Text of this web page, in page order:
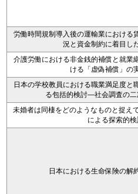
労働時間規制導入後の運輸業における
況と資金制約に着目し
介護労働における非金銭的補償と就業
ける「虚偽補償」の
日本の学校教員における職業満足度と
る包括的検討―社会調査の
未婚者は同棲をどのようなものと捉え
による探索的
日本における生命保険の解